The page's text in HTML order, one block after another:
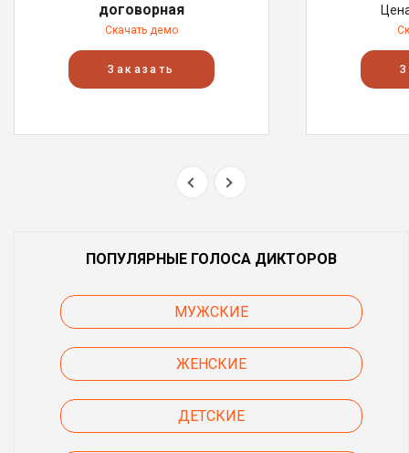
договорная
Скачать демо
Заказать
ПОПУЛЯРНЫЕ ГОЛОСА ДИКТОРОВ
МУЖСКИЕ
ЖЕНСКИЕ
ДЕТСКИЕ